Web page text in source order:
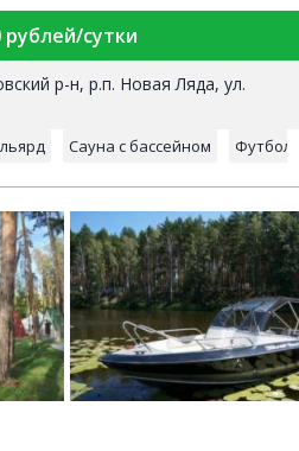
рублей/сутки
р-н, р.п. Новая Ляда, ул.
Сауна с бассейном Футбол